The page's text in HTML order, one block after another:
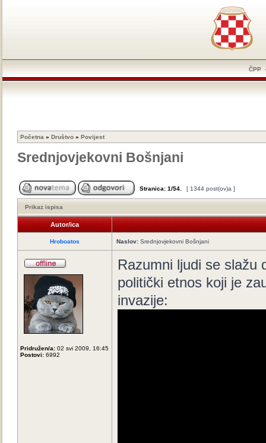
ČPP
Početna » Društvo » Povijest
Srednjovjekovni Bošnjani
Stranica: 1/54 [ 1344 post(ov)a ]
Prikaz ispisa
Autor/ica
Hroboatos Naslov: Srednjovjekovni Bošnjani
Pridružen/a: 02 svi 2009, 16:45
Postovi: 6992
Razumni ljudi se slažu
politički etnos koji je
invazije: